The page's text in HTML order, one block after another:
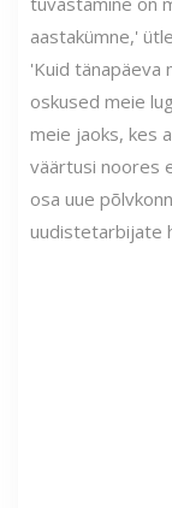
aastakümne,'
'Kuid tänapäeva
oskused meie
meie jaoks, kes
väärtusi noores
osa uue
uudistetarbijate